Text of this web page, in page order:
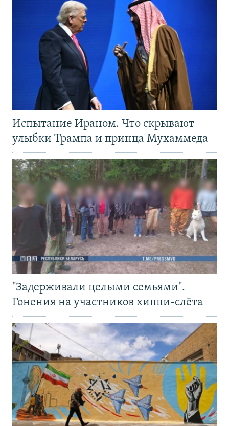
Испытание Ираном. Что скрывают
улыбки Трампа и принца Мухаммеда
"Задерживали целыми семьями".
Гонения на участников хиппи-слёта